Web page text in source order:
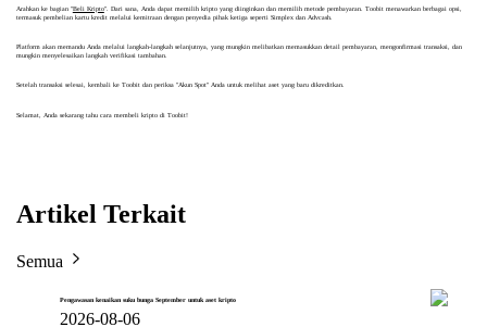
Arahkan ke bagian "Beli Kripto". Dari sana, Anda dapat memilih kripto yang diinginkan dan memilih metode pembayaran. Toobit menawarkan berbagai opsi,
termasuk pembelian kartu kredit melalui kemitraan dengan penyedia pihak ketiga seperti Simplex dan Advcash.
Platform akan memandu Anda melalui langkah-langkah selanjutnya, yang mungkin melibatkan memasukkan detail pembayaran, mengonfirmasi transaksi, dan
mungkin menyelesaikan langkah verifikasi tambahan.
Setelah transaksi selesai, kembali ke Toobit dan periksa "Akun Spot" Anda untuk melihat aset yang baru dikreditkan.
Selamat, Anda sekarang tahu cara membeli kripto di Toobit!
Artikel Terkait
Semua
Pengawasan kenaikan suku bunga September untuk aset kripto
2026-08-06